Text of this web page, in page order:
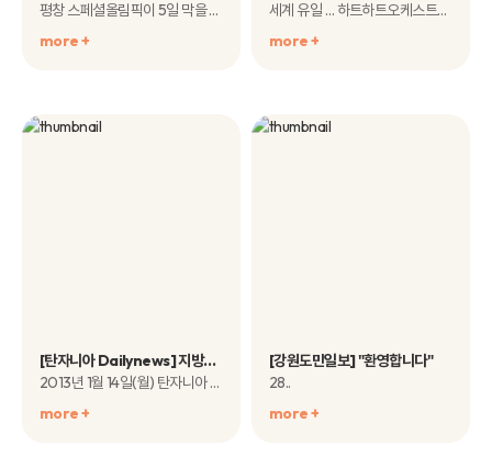
평창 스페셜올림픽이 5일 막을 내렸다. 일반 올림픽과 달리 이 대회엔 지적발달장애인들만 출..
more +
세계 유일 … 하트하트오케스트라, 지휘에 맞춰 윌리엄 텔 서곡 연주 &nb..
more +
[탄자니아 Dailynews] 지방정부 MOU 체결
2013년 1월 14일(월) 탄자니아 음투와라 군청과 하트하트재단은 음투와라 지방의 초등학..
more +
[강원도민일보] "환영합니다"
28..
more +